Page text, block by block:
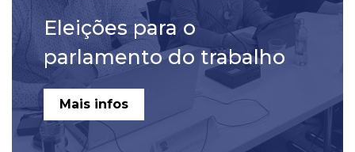
Eleições para o
parlamento do trabalho
Mais infos